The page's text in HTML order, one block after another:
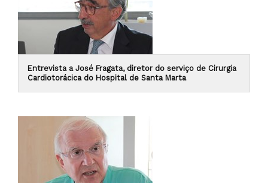
Entrevista a José Fragata, diretor do serviço de Cirurgia
Cardiotorácica do Hospital de Santa Marta